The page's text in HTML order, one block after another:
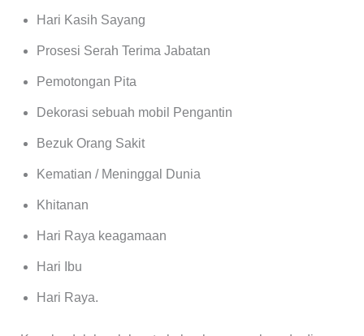
Hari Kasih Sayang
Prosesi Serah Terima Jabatan
Pemotongan Pita
Dekorasi sebuah mobil Pengantin
Bezuk Orang Sakit
Kematian / Meninggal Dunia
Khitanan
Hari Raya keagamaan
Hari Ibu
Hari Raya.